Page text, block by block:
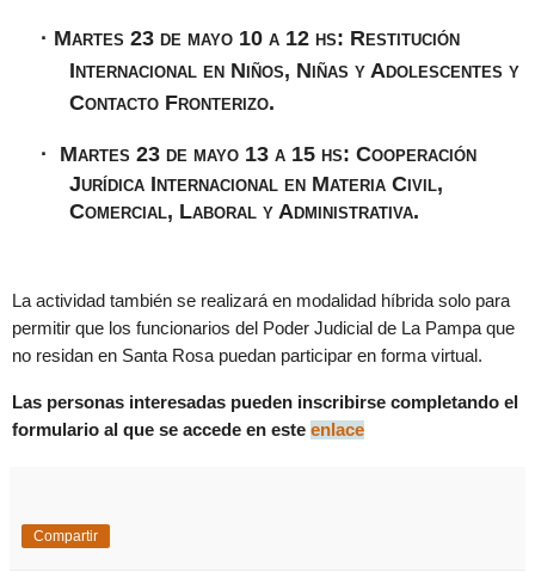
· Martes 23 de mayo 10 a 12 hs: Restitución
Internacional en Niños, Niñas y Adolescentes y
Contacto Fronterizo.
· Martes 23 de mayo 13 a 15 hs: Cooperación
Jurídica Internacional en Materia Civil,
Comercial, Laboral y Administrativa.
La actividad también se realizará en modalidad híbrida solo para
permitir que los funcionarios del Poder Judicial de La Pampa que
no residan en Santa Rosa puedan participar en forma virtual.
Las personas interesadas pueden inscribirse completando el
formulario al que se accede en este enlace
Compartir